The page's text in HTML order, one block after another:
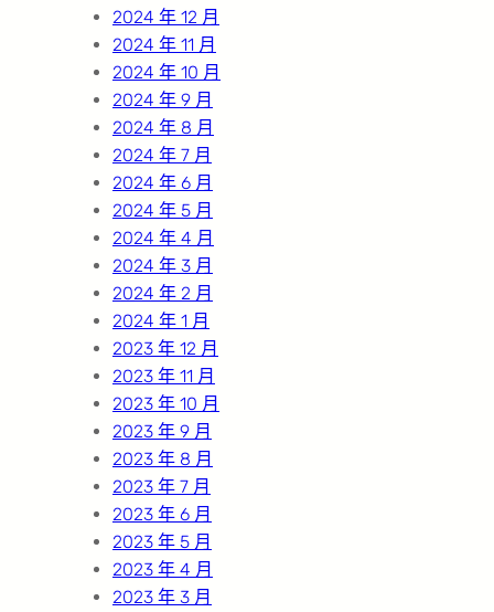
2024 年 12 月
2024 年 11 月
2024 年 10 月
2024 年 9 月
2024 年 8 月
2024 年 7 月
2024 年 6 月
2024 年 5 月
2024 年 4 月
2024 年 3 月
2024 年 2 月
2024 年 1 月
2023 年 12 月
2023 年 11 月
2023 年 10 月
2023 年 9 月
2023 年 8 月
2023 年 7 月
2023 年 6 月
2023 年 5 月
2023 年 4 月
2023 年 3 月